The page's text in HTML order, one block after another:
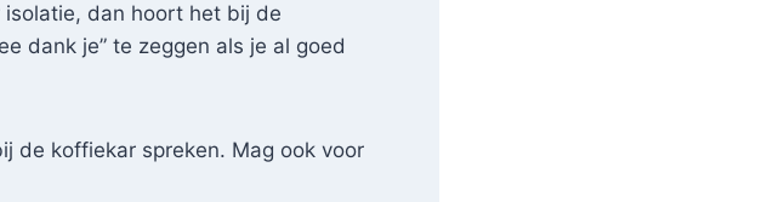
dan hoort het bij de
dank je” te zeggen als je al goed
de koffiekar spreken. Mag ook voor